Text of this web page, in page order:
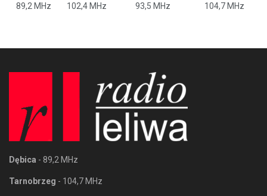
89,2 MHz
102,4 MHz 93,5 MHz 104,7 MHz
Dębica - 89,2 MHz
Tarnobrzeg - 104,7 MHz